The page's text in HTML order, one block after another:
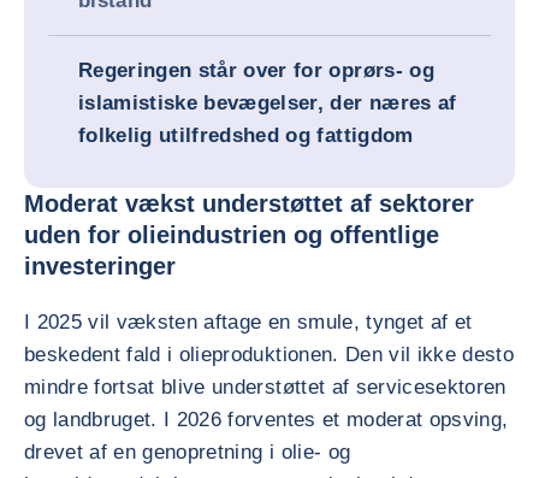
Regeringen står over for oprørs- og
islamistiske bevægelser, der næres af
folkelig utilfredshed og fattigdom
Moderat vækst understøttet af sektorer
uden for olieindustrien og offentlige
investeringer
I 2025 vil væksten aftage en smule, tynget af et
beskedent fald i olieproduktionen. Den vil ikke desto
mindre fortsat blive understøttet af servicesektoren
og landbruget. I 2026 forventes et moderat opsving,
drevet af en genopretning i olie- og